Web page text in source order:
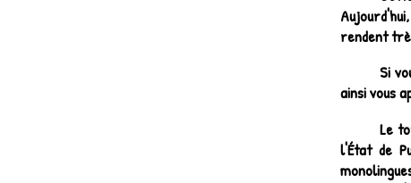
rendent
Si
ainsi vous
Le
l'État de